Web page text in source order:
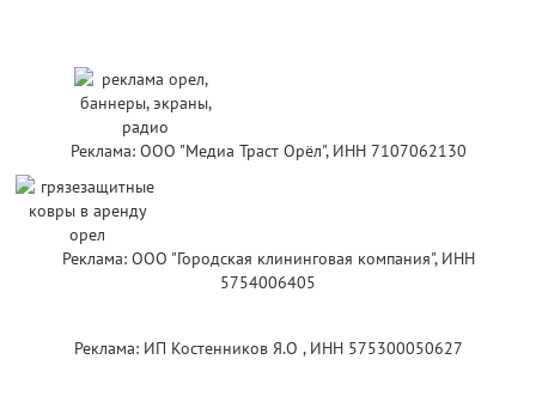
Реклама: ООО "Медиа Траст Орёл", ИНН 7107062130
Реклама: ООО "Городская клининговая компания", ИНН
5754006405
Реклама: ИП Костенников Я.О , ИНН 575300050627